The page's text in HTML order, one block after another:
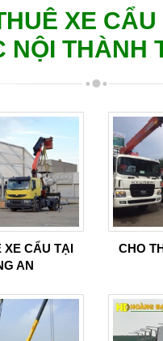
XE
NỘI THÀNH
XE CẨU TẠI
AN
CHO